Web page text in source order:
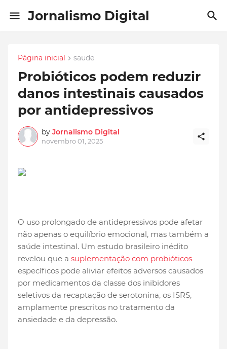
Jornalismo Digital
Página inicial saude
Probióticos podem reduzir
danos intestinais causados
por antidepressivos
by Jornalismo Digital
novembro 01, 2025
O uso prolongado de antidepressivos pode afetar
não apenas o equilíbrio emocional, mas também a
saúde intestinal. Um estudo brasileiro inédito
revelou que a suplementação com probióticos
específicos pode aliviar efeitos adversos causados
por medicamentos da classe dos inibidores
seletivos da recaptação de serotonina, os ISRS,
amplamente prescritos no tratamento da
ansiedade e da depressão.